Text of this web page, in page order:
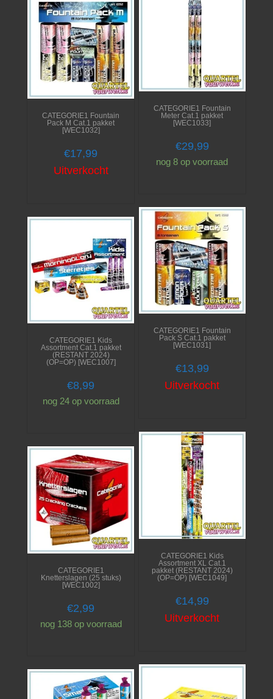
CATEGORIE1 Fountain
Meter Cat.1 pakket
[WEC1033]
€29,99
nog 8 op voorraad
CATEGORIE1 Fountain
Pack M Cat.1 pakket
[WEC1032]
€17,99
Uitverkocht
CATEGORIE1 Fountain
Pack S Cat.1 pakket
[WEC1031]
€13,99
Uitverkocht
CATEGORIE1 Kids
Assortment Cat.1 pakket
(RESTANT 2024)
(OP=OP) [WEC1007]
€8,99
nog 24 op voorraad
CATEGORIE1 Kids
Assortment XL Cat.1
pakket (RESTANT 2024)
(OP=OP) [WEC1049]
€14,99
Uitverkocht
CATEGORIE1
Knetterslagen (25 stuks)
[WEC1002]
€2,99
nog 138 op voorraad